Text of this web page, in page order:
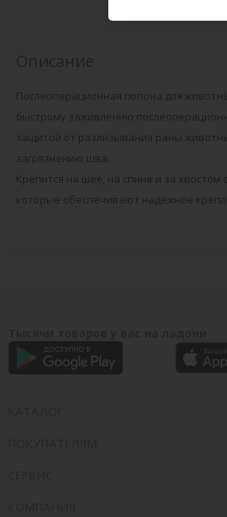
Послеоперационная попона для
быстрому заживлению
защитой от разлизывания раны
загрязнению шва.
Крепится на шее, на спине и за хвостом
которые обеспечивают надежное